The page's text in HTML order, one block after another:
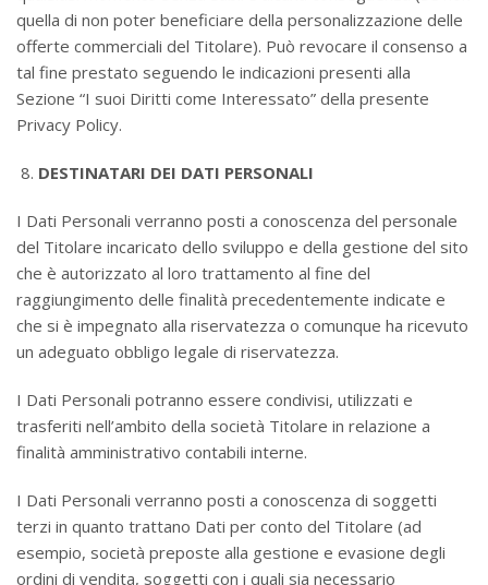
quella di non poter beneficiare della personalizzazione delle
offerte commerciali del Titolare). Può revocare il consenso a
tal fine prestato seguendo le indicazioni presenti alla
Sezione “I suoi Diritti come Interessato” della presente
Privacy Policy.
DESTINATARI DEI DATI PERSONALI
I Dati Personali verranno posti a conoscenza del personale
del Titolare incaricato dello sviluppo e della gestione del sito
che è autorizzato al loro trattamento al fine del
raggiungimento delle finalità precedentemente indicate e
che si è impegnato alla riservatezza o comunque ha ricevuto
un adeguato obbligo legale di riservatezza.
I Dati Personali potranno essere condivisi, utilizzati e
trasferiti nell’ambito della società Titolare in relazione a
finalità amministrativo contabili interne.
I Dati Personali verranno posti a conoscenza di soggetti
terzi in quanto trattano Dati per conto del Titolare (ad
esempio, società preposte alla gestione e evasione degli
ordini di vendita, soggetti con i quali sia necessario